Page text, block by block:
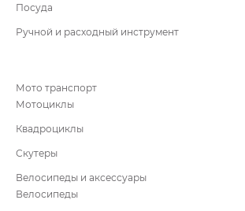
Посуда
Ручной и расходный инструмент
Мото транспорт
Мотоциклы
Квадроциклы
Скутеры
Велосипеды и аксессуары
Велосипеды